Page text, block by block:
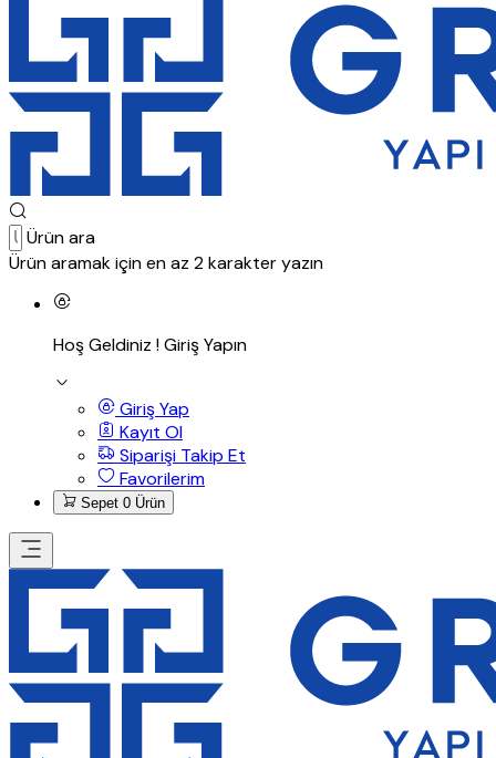
Ürün ara
Ürün aramak için en az 2 karakter yazın
Hoş Geldiniz !Giriş Yapın
Giriş Yap
Kayıt Ol
Siparişi Takip Et
Favorilerim
Sepet 0 Ürün